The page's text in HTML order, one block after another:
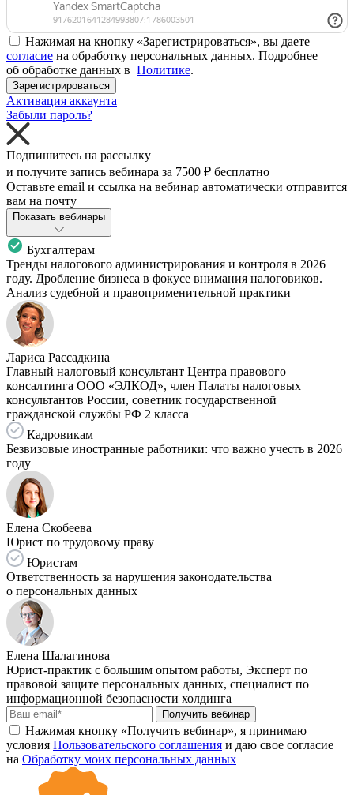
Нажимая на кнопку «Зарегистрироваться», вы даете
согласие на обработку персональных данных. Подробнее
об обработке данных в Политике.
Зарегистрироваться
Активация аккаунта
Забыли пароль?
Подпишитесь на рассылку
и получите запись вебинара за 7500 ₽ бесплатно
Оставьте email и ссылка на вебинар автоматически отправится
вам на почту
Показать вебинары
Бухгалтерам
Тренды налогового администрирования и контроля в 2026
году. Дробление бизнеса в фокусе внимания налоговиков.
Анализ судебной и правоприменительной практики
Лариса Рассадкина
Главный налоговый консультант Центра правового
консалтинга ООО «ЭЛКОД», член Палаты налоговых
консультантов России, советник государственной
гражданской службы РФ 2 класса
Кадровикам
Безвизовые иностранные работники: что важно учесть в 2026
году
Елена Скобеева
Юрист по трудовому праву
Юристам
Ответственность за нарушения законодательства
о персональных данных
Елена Шалагинова
Юрист-практик с большим опытом работы, Эксперт по
правовой защите персональных данных, специалист по
информационной безопасности холдинга
Получить вебинар
Нажимая кнопку «Получить вебинар», я принимаю
условия Пользовательского соглашения и даю свое согласие
на Обработку моих персональных данных